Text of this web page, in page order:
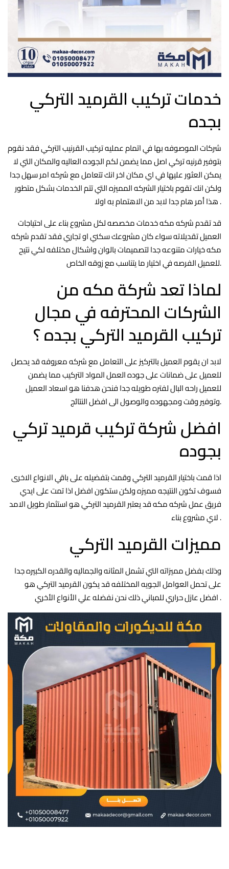
خدمات تركيب القرميد التركي
بجده
شركات الموصوفه بها في اتمام عمليه تركيب القرنيب التركي فقد نقوم
بتوفير قرنيه تركي اصل مما يضمن لكم الجوده العاليه والمكان التي لا
يمكن العثور عليها في اي مكان اخر انك تتعامل مع شركه امر سهل جدا
ولكن انك تقوم باختيار الشركه المميزه التي تتم الخدمات بشكل متطور
هذا أمر هام جدا لابد من الاهتمام به اولا .
قد تقدم شركه مكه خدمات مخصصه لكل مشروع بناء على احتياجات
العميل تقديلاته سواء كان مشروعك سكني او تجاري فقد تقدم شركه
مكه خيارات متنوعه جدا لتصميمات بالوان واشكال مختلفه لكي نتيح
للعميل الفرصه في اختيار ما يتناسب مع زوقه الخاص.
لماذا تعد شركة مكه من
الشركات المحترفه في مجال
تركيب القرميد التركي بجده ؟
لابد ان يقوم العميل بالتركيز على التعامل مع شركه معروفه قد يحصل
للعميل على ضمانات على جوده العمل المواد التركيب مما يضمن
للعميل راحه البال لفتره طويله جدا فنحن هدفنا هو اسعاد العميل
وتوفير وقت ومجهوده والوصول الى افضل النتائج.
افضل شركة تركيب قرميد تركي
بجوده
اذا قمت باختيار القرميد التركي وقمت بتفضيله على باقي الانواع الاخرى
فسوف تكون النتيجه مميزه ولكن ستكون افضل اذا تمت على ايدي
فريق عمل شركه مكه قد يعتبر القرميد التركي هو استثمار طويل الامد
لاي مشروع بناء .
مميزات القرميد التركي
وذلك بفضل مميزاته التي تشمل المثانه والجماليه والقدره الكبيره جدا
على تحمل العوامل الجويه المختلفه قد يكون القرميد التركي هو
افضل عازل حراري للمباني ذلك نحن نفضله علي الأنواع الأخري .